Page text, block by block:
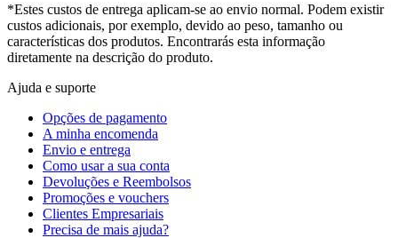
*Estes custos de entrega aplicam-se ao envio normal. Podem existir
custos adicionais, por exemplo, devido ao peso, tamanho ou
características dos produtos. Encontrarás esta informação
diretamente na descrição do produto.
Ajuda e suporte
Opções de pagamento
A minha encomenda
Envio e entrega
Como usar a sua conta
Devoluções e Reembolsos
Promoções e vouchers
Clientes Empresariais
Precisa de mais ajuda?